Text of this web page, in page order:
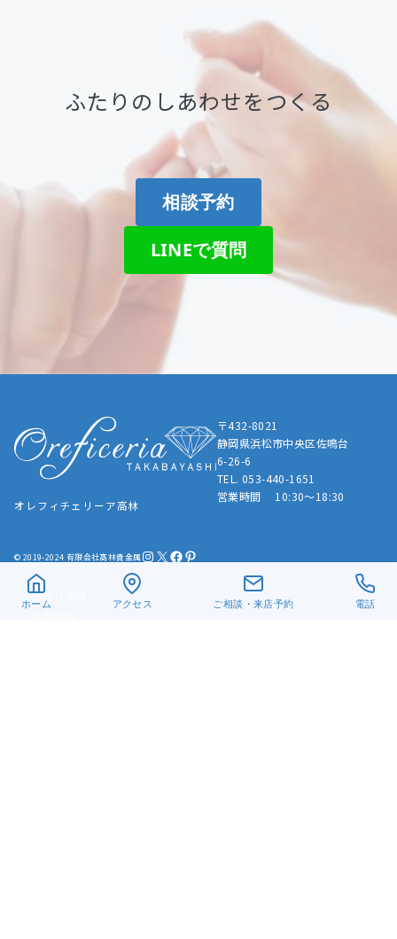
ふたりのしあわせをつくる
相談予約
LINEで質問
オレフィチェリーア高林
〒432-8021
静岡県浜松市中央区佐鳴台
6-26-6
TEL. 053-440-1651
営業時間 10:30～18:30
© 2019-2024 有限会社髙林貴金属InstagramX Facebook Pinterest
手作り指輪
ホーム アクセス ご相談・来店予約 電話